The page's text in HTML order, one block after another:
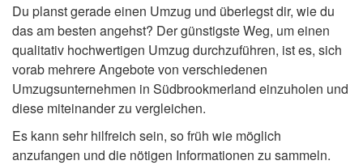
Du planst gerade einen Umzug und überlegst dir, wie du
das am besten angehst? Der günstigste Weg, um einen
qualitativ hochwertigen Umzug durchzuführen, ist es, sich
vorab mehrere Angebote von verschiedenen
Umzugsunternehmen in Südbrookmerland einzuholen und
diese miteinander zu vergleichen.
Es kann sehr hilfreich sein, so früh wie möglich
anzufangen und die nötigen Informationen zu sammeln.